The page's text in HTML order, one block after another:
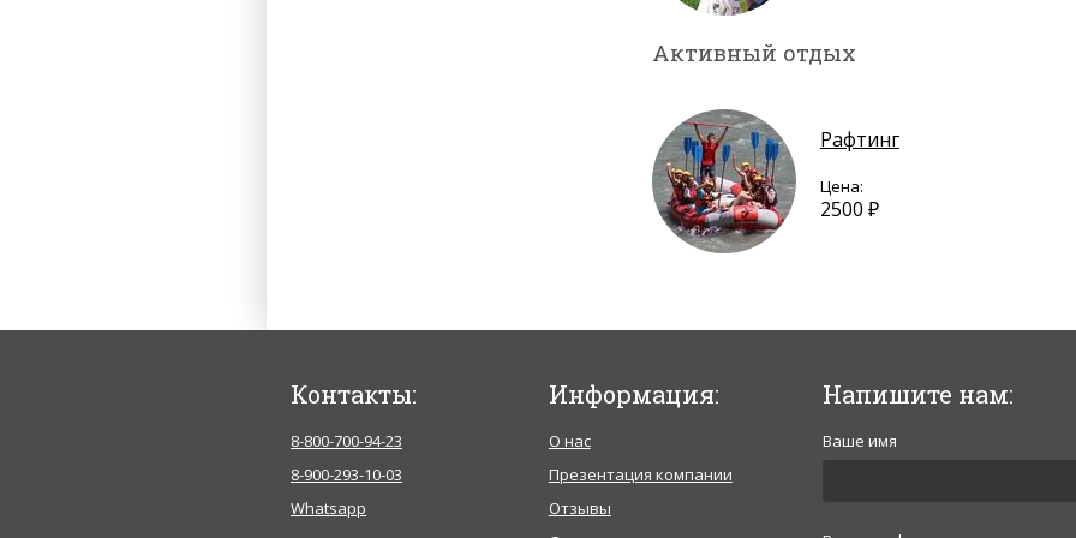
Активный отдых
Рафтинг
Цена:
2500 ₽
Контакты:
8-800-700-94-23
8-900-293-10-03
Whatsapp
Информация:
О нас
Презентация компании
Отзывы
Напишите нам:
Ваше имя